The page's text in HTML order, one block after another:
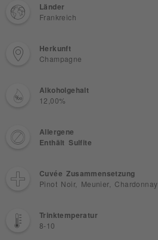
Länder
Frankreich
Herkunft
Champagne
Alkoholgehalt
12,00%
Allergene
Enthält Sulfite
Cuvée Zusammensetzung
Pinot Noir, Meunier, Chardonnay
Trinktemperatur
8-10